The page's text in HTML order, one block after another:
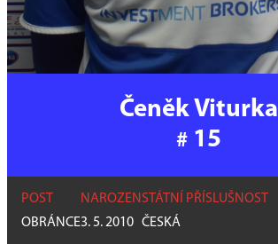
Čeněk Viturka
# 15
POST
OBRÁNCE
NAROZEN
3. 5. 2010
STÁTNÍ PŘÍSLUŠNOST
ČESKÁ